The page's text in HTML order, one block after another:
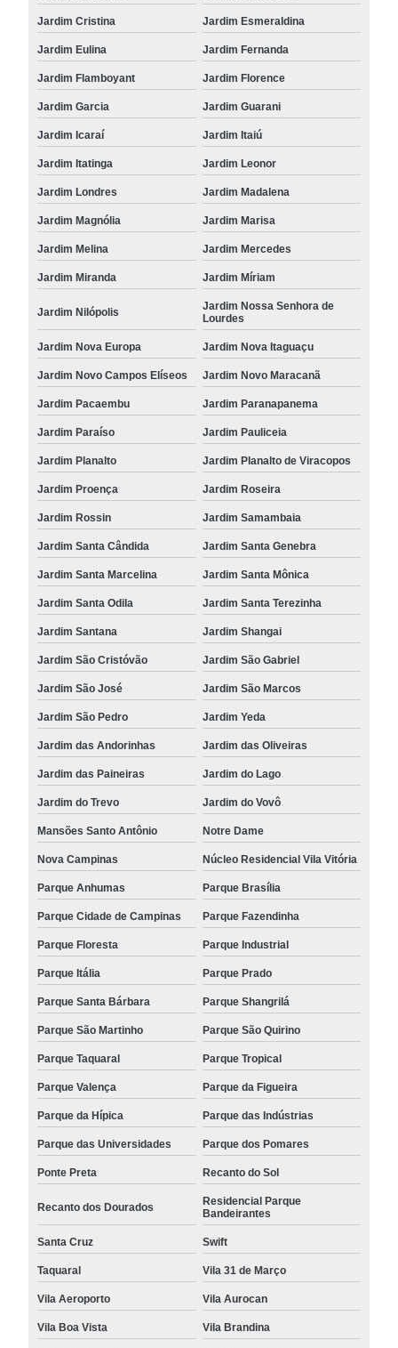
Jardim Cristina Jardim Esmeraldina
Jardim Eulina Jardim Fernanda
Jardim Flamboyant Jardim Florence
Jardim Garcia Jardim Guarani
Jardim Icaraí Jardim Itaiú
Jardim Itatinga Jardim Leonor
Jardim Londres Jardim Madalena
Jardim Magnólia Jardim Marisa
Jardim Melina Jardim Mercedes
Jardim Miranda Jardim Míriam
Jardim Nilópolis
Jardim Nossa Senhora de
Lourdes
Jardim Nova Europa Jardim Nova Itaguaçu
Jardim Novo Campos Elíseos Jardim Novo Maracanã
Jardim Pacaembu Jardim Paranapanema
Jardim Paraíso Jardim Pauliceia
Jardim Planalto Jardim Planalto de Viracopos
Jardim Proença Jardim Roseira
Jardim Rossin Jardim Samambaia
Jardim Santa Cândida Jardim Santa Genebra
Jardim Santa Marcelina Jardim Santa Mônica
Jardim Santa Odila Jardim Santa Terezinha
Jardim Santana Jardim Shangai
Jardim São Cristóvão Jardim São Gabriel
Jardim São José Jardim São Marcos
Jardim São Pedro Jardim Yeda
Jardim das Andorinhas Jardim das Oliveiras
Jardim das Paineiras Jardim do Lago
Jardim do Trevo Jardim do Vovô
Mansões Santo Antônio Notre Dame
Nova Campinas Núcleo Residencial Vila Vitória
Parque Anhumas Parque Brasília
Parque Cidade de Campinas Parque Fazendinha
Parque Floresta Parque Industrial
Parque Itália Parque Prado
Parque Santa Bárbara Parque Shangrilá
Parque São Martinho Parque São Quirino
Parque Taquaral Parque Tropical
Parque Valença Parque da Figueira
Parque da Hípica Parque das Indústrias
Parque das Universidades Parque dos Pomares
Ponte Preta Recanto do Sol
Recanto dos Dourados
Residencial Parque
Bandeirantes
Santa Cruz Swift
Taquaral Vila 31 de Março
Vila Aeroporto Vila Aurocan
Vila Boa Vista Vila Brandina